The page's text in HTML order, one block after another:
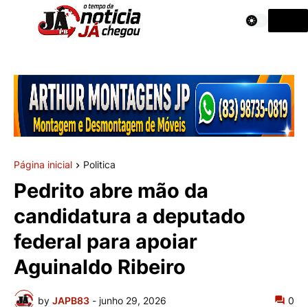
Página inicial Politica
Pedrito abre mão da
candidatura a deputado
federal para apoiar
Aguinaldo Ribeiro
by JAPB83 - junho 29, 2026 0